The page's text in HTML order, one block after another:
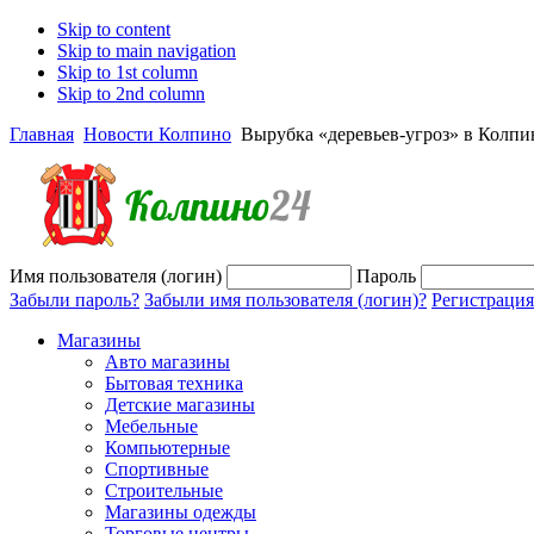
Skip to content
Skip to main navigation
Skip to 1st column
Skip to 2nd column
Главная Новости Колпино Вырубка «деревьев-угроз» в
Имя пользователя (логин)
Пароль
Забыли пароль? Забыли имя пользователя (логин)? Регистрация
Магазины
Авто магазины
Бытовая техника
Детские магазины
Мебельные
Компьютерные
Спортивные
Строительные
Магазины одежды